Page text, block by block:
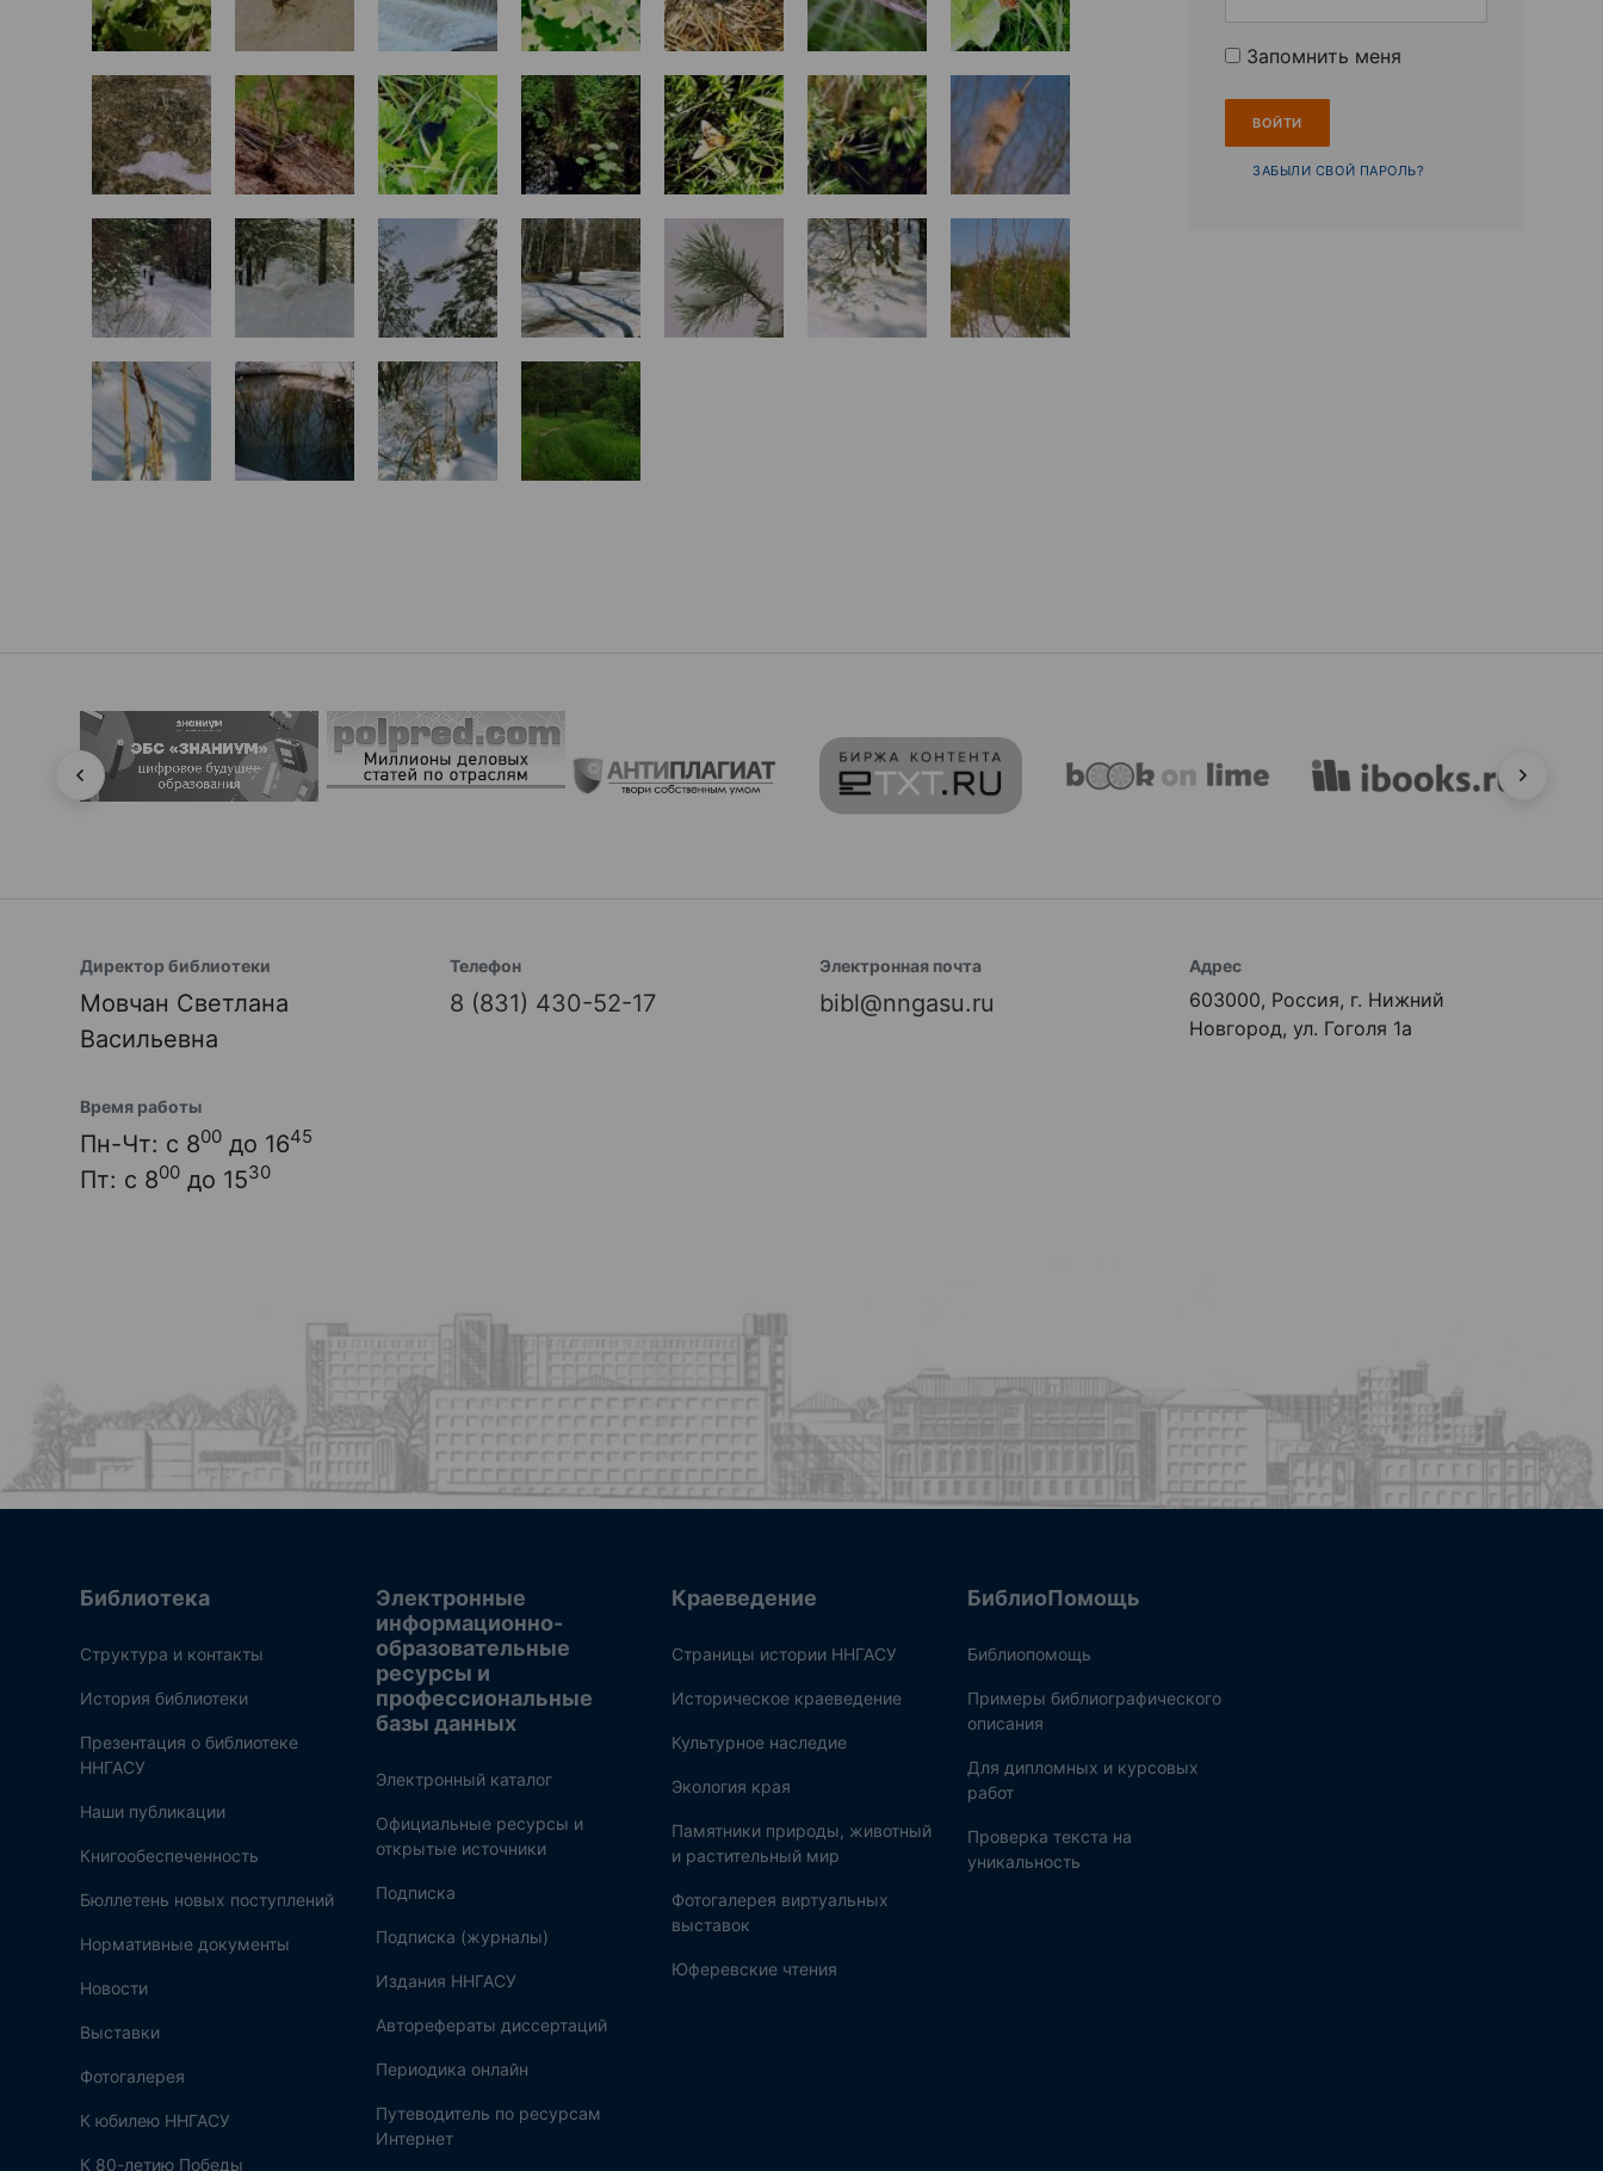
Запомнить меня
ЗАБЫЛИ СВОЙ ПАРОЛЬ?
Директор библиотеки
Мовчан Светлана
Васильевна
Телефон
8 (831) 430-52-17
Электронная почта
bibl@nngasu.ru
Адрес
603000, Россия, г. Нижний
Новгород, ул. Гоголя 1а
Время работы
Пн-Чт: с 800 до 1645
Пт: с 800 до 1530
Библиотека
Структура и контакты
История библиотеки
Презентация о библиотеке
ННГАСУ
Наши публикации
Книгообеспеченность
Бюллетень новых поступлений
Нормативные документы
Новости
Выставки
Фотогалерея
К юбилею ННГАСУ
К 80-летию Победы
Электронные
информационно-
образовательные
ресурсы и
профессиональные
базы данных
Электронный каталог
Официальные ресурсы и
открытые источники
Подписка
Подписка (журналы)
Издания ННГАСУ
Авторефераты диссертаций
Периодика онлайн
Путеводитель по ресурсам
Интернет
Краеведение
Страницы истории ННГАСУ
Историческое краеведение
Культурное наследие
Экология края
Памятники природы, животный
и растительный мир
Фотогалерея виртуальных
выставок
Юферевские чтения
БиблиоПомощь
Библиопомощь
Примеры библиографического
описания
Для дипломных и курсовых
работ
Проверка текста на
уникальность